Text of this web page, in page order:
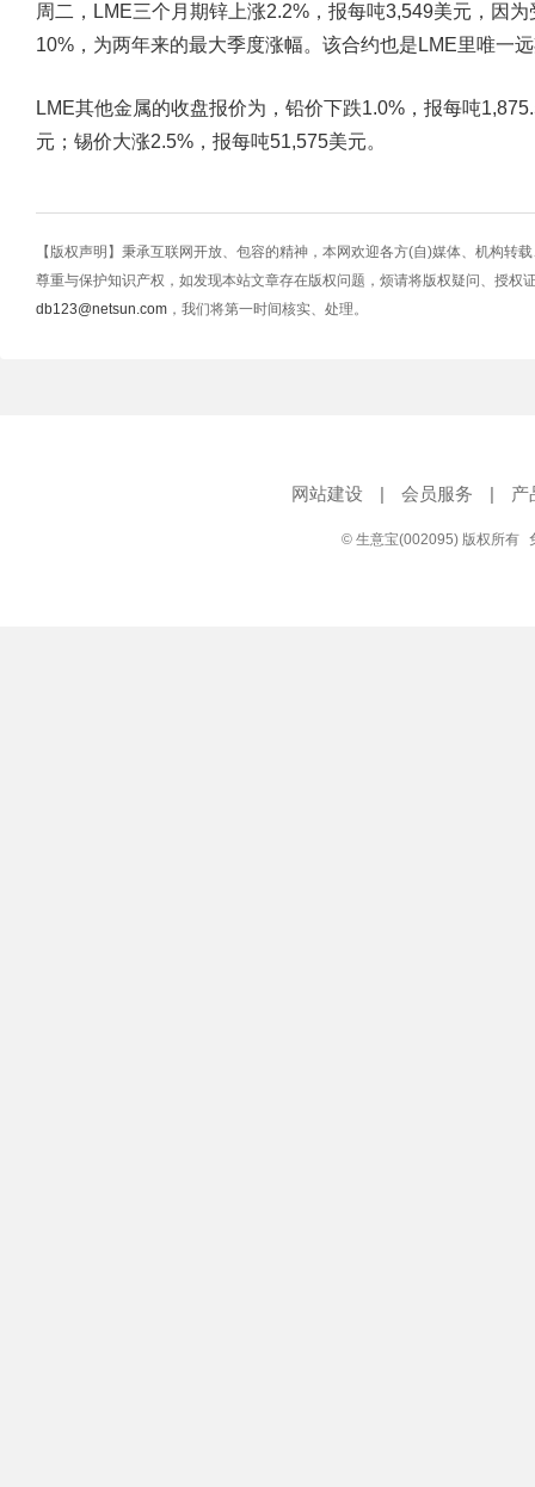
周二，LME三个月期锌上涨2.2%，报每吨3,549美元，因
10%，为两年来的最大季度涨幅。该合约也是LME里唯一
LME其他金属的收盘报价为，铅价下跌1.0%，报每吨
元；锡价大涨2.5%，报每吨51,575美元。
【版权声明】秉承互联网开放、包容的精神，本网欢迎各方(自)媒体、机构转
尊重与保护知识产权，如发现本站文章存在版权问题，烦请将版权疑问、授权
db123@netsun.com ，我们将第一时间核实、处理。
网站建设 | 会员服务 | 产
© 生意宝(002095) 版权所有